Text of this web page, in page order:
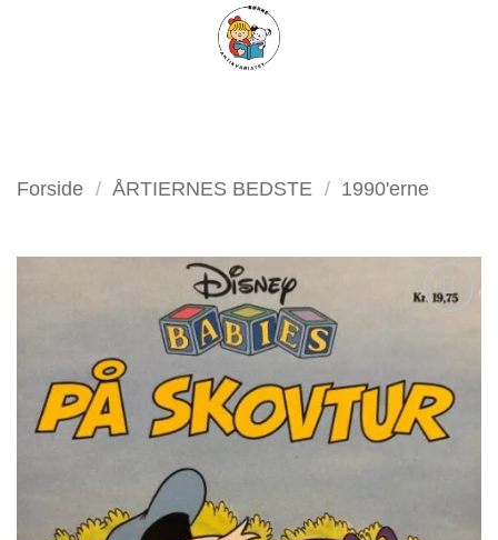
FILTER
Forside / ÅRTIERNES BEDSTE / 1990'erne
favorit